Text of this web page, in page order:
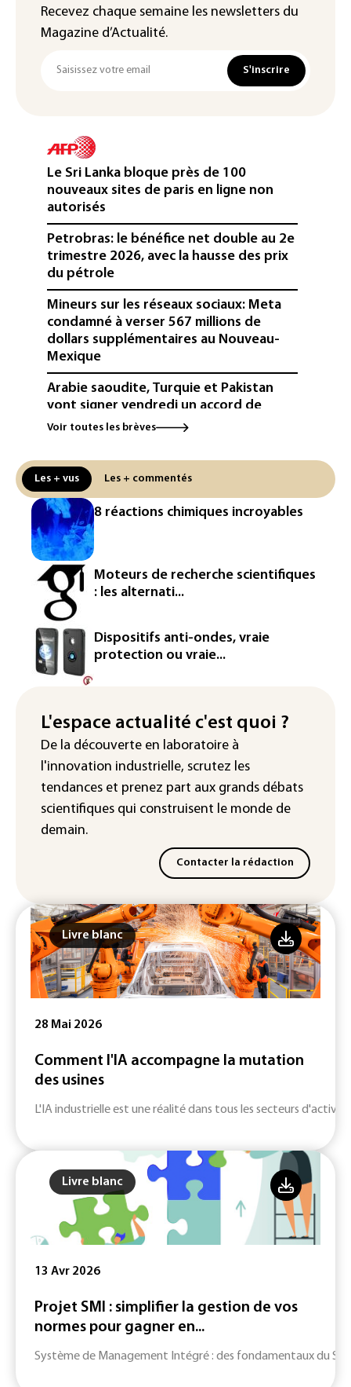
Recevez chaque semaine les newsletters du
Magazine d’Actualité.
S'inscrire
Le Sri Lanka bloque près de 100
nouveaux sites de paris en ligne non
autorisés
Petrobras: le bénéfice net double au 2e
trimestre 2026, avec la hausse des prix
du pétrole
Mineurs sur les réseaux sociaux: Meta
condamné à verser 567 millions de
dollars supplémentaires au Nouveau-
Mexique
Arabie saoudite, Turquie et Pakistan
vont signer vendredi un accord de
défense (source proche de l'armée)
d'ados britanniques compte
contourner le couvre-feu (sondage)
Puces et solaire: les Etats-Unis taxent
un matériau clé dominé par la Chine
Les Etats-Unis veulent contrôler la
production d'un composant des
semiconducteurs et panneaux solaires
Washington étend le contrôle des
réseaux sociaux des étrangers
demandeurs de visas
cyberattaque
Enquête ouverte après la fuite des
données de 300.000 clients
d'Intermarché
Voir toutes les brèves
Les + vus Les + commentés
8 réactions chimiques incroyables
Moteurs de recherche scientifiques
: les alternati...
Dispositifs anti-ondes, vraie
protection ou vraie...
L'espace actualité c'est quoi ?
De la découverte en laboratoire à
l'innovation industrielle, scrutez les
tendances et prenez part aux grands débats
scientifiques qui construisent le monde de
demain.
Contacter la rédaction
Livre blanc
28 Mai 2026
Comment l'IA accompagne la mutation
des usines
L'IA industrielle est une réalité dans tous les secteurs
Livre blanc
13 Avr 2026
Projet SMI : simplifier la gestion de vos
normes pour gagner en...
Système de Management Intégré : des fondamentaux du